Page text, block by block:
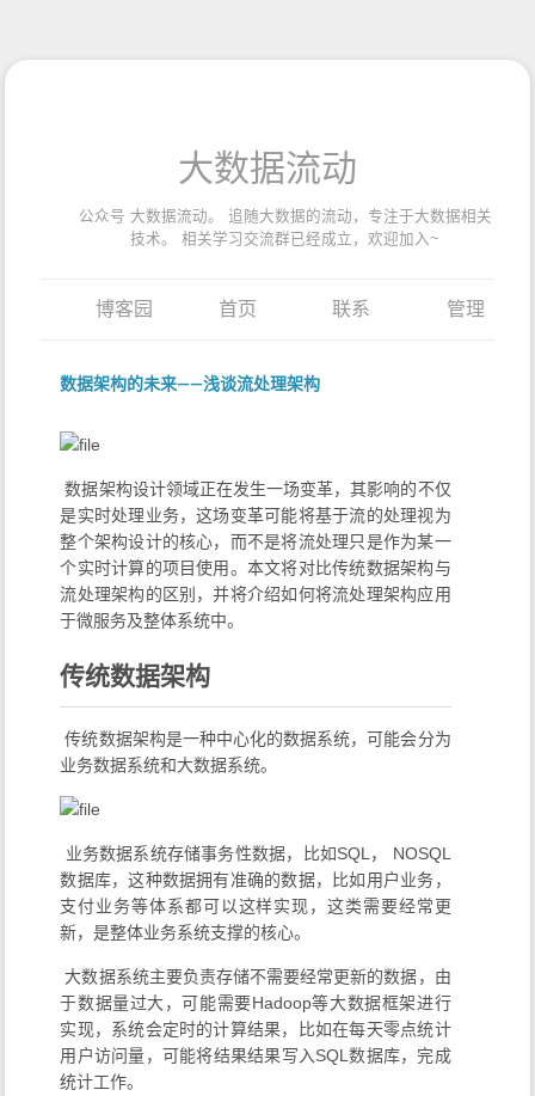
大数据流动
公众号 大数据流动。 追随大数据的流动，专注于大数据相关
技术。 相关学习交流群已经成立，欢迎加入~
博客园 首页 联系 管理
数据架构的未来——浅谈流处理架构
​ 数据架构设计领域正在发生一场变革，其影响的不仅
是实时处理业务，这场变革可能将基于流的处理视为
整个架构设计的核心，而不是将流处理只是作为某一
个实时计算的项目使用。本文将对比传统数据架构与
流处理架构的区别，并将介绍如何将流处理架构应用
于微服务及整体系统中。
传统数据架构
​ 传统数据架构是一种中心化的数据系统，可能会分为
业务数据系统和大数据系统。
​ 业务数据系统存储事务性数据，比如SQL， NOSQL
数据库，这种数据拥有准确的数据，比如用户业务，
支付业务等体系都可以这样实现，这类需要经常更
新，是整体业务系统支撑的核心。
​ 大数据系统主要负责存储不需要经常更新的数据，由
于数据量过大，可能需要Hadoop等大数据框架进行
实现，系统会定时的计算结果，比如在每天零点统计
用户访问量，可能将结果结果写入SQL数据库，完成
统计工作。